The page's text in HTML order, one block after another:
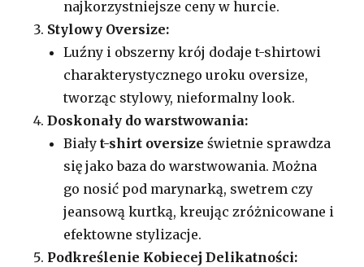
najkorzystniejsze ceny w hurcie.
Stylowy Oversize:
Luźny i obszerny krój dodaje t-shirtowi
charakterystycznego uroku oversize,
tworząc stylowy, nieformalny look.
Doskonały do warstwowania:
Białyt-shirt oversize świetnie sprawdza
się jako baza do warstwowania. Można
go nosić pod marynarką, swetrem czy
jeansową kurtką, kreując zróżnicowane i
efektowne stylizacje.
Podkreślenie Kobiecej Delikatności: